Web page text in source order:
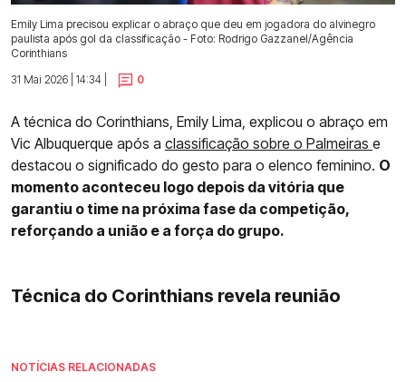
Emily Lima precisou explicar o abraço que deu em jogadora do alvinegro
paulista após gol da classificação - Foto: Rodrigo Gazzanel/Agência
Corinthians
31 Mai 2026 | 14:34 |
0
A técnica do Corinthians, Emily Lima, explicou o abraço em
Vic Albuquerque após a classificação sobre o Palmeiras e
destacou o significado do gesto para o elenco feminino. O
momento aconteceu logo depois da vitória que
garantiu o time na próxima fase da competição,
reforçando a união e a força do grupo.
Técnica do Corinthians revela reunião
NOTÍCIAS RELACIONADAS